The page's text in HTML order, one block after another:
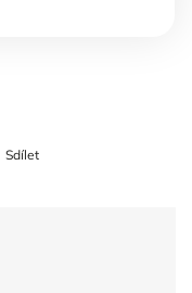
Sdílet